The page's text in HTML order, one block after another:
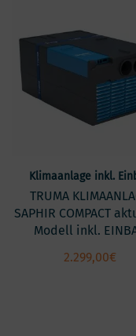
Klimaanlage inkl.
TRUMA
SAPHIR COMPACT
Modell inkl.
2.299,00€